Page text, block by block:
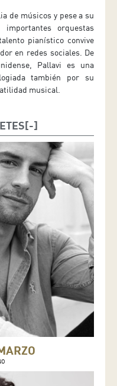
de músicos y pese a su
orquestas
pianístico convive
en redes sociales. De
Pallavi es una
también por su
musical.